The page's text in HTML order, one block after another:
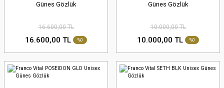
Günes Gözlük
16.600,00 TL
16.600,00 TL %0
Günes Gözlük
10.000,00 TL
10.000,00 TL %0